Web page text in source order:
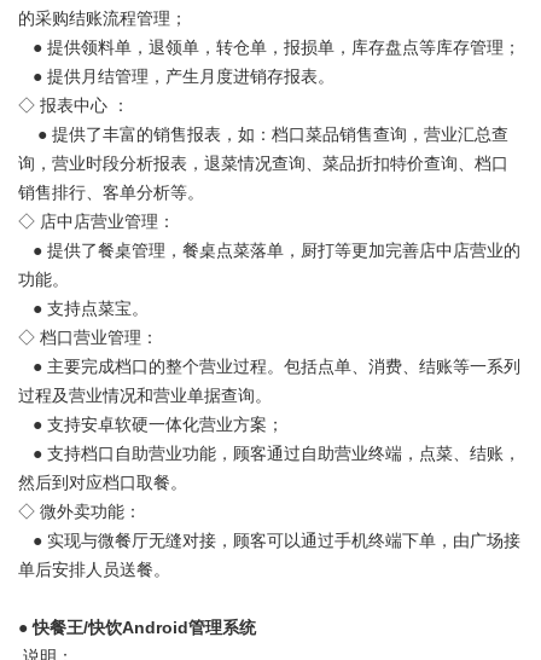
的采购结账流程管理；
● 提供领料单，退领单，转仓单，报损单，库存盘点等库存管理；
● 提供月结管理，产生月度进销存报表。
◇ 报表中心 ：
● 提供了丰富的销售报表，如：档口菜品销售查询，营业汇总查
询，营业时段分析报表，退菜情况查询、菜品折扣特价查询、档口
销售排行、客单分析等。
◇ 店中店营业管理：
● 提供了餐桌管理，餐桌点菜落单，厨打等更加完善店中店营业的
功能。
● 支持点菜宝。
◇ 档口营业管理：
● 主要完成档口的整个营业过程。包括点单、消费、结账等一系列
过程及营业情况和营业单据查询。
● 支持安卓软硬一体化营业方案；
● 支持档口自助营业功能，顾客通过自助营业终端，点菜、结账，
然后到对应档口取餐。
◇ 微外卖功能：
● 实现与微餐厅无缝对接，顾客可以通过手机终端下单，由广场接
单后安排人员送餐。
●快餐王/快饮Android管理系统
说明：